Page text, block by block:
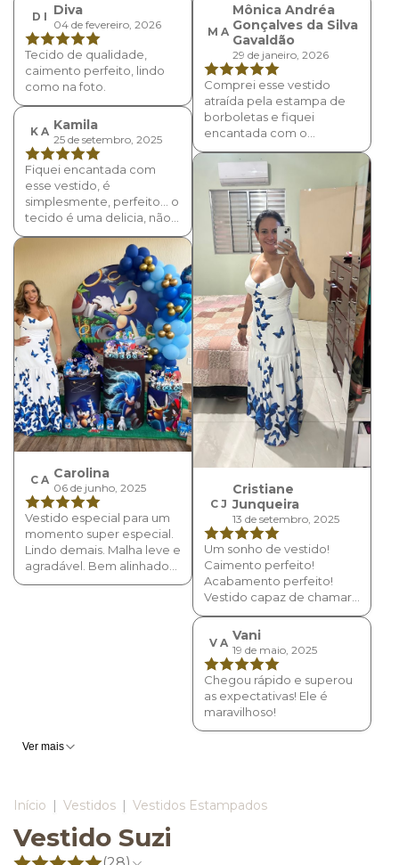
D I Diva
04 de fevereiro, 2026
Tecido de qualidade,
caimento perfeito, lindo
como na foto.
K A Kamila
25 de setembro, 2025
Fiquei encantada com
esse vestido, é
simplesmente, perfeito... o
tecido é uma delicia, não
amassa, tipo tecido
gelado... o caimento é
excelente e o forro
impede que fique
transparente.
C A Carolina
06 de junho, 2025
Vestido especial para um
momento super especial.
Lindo demais. Malha leve e
agradável. Bem alinhado
ao corpo. Amei.
M A
Mônica Andréa
Gonçalves da Silva
Gavaldão
29 de janeiro, 2026
Comprei esse vestido
atraída pela estampa de
borboletas e fiquei
encantada com o
caimento e conforto, além
do que, ele é muito lindo!
C J
Cristiane
Junqueira
13 de setembro, 2025
Um sonho de vestido!
Caimento perfeito!
Acabamento perfeito!
Vestido capaz de chamar
atenção por onde passa!
Estampa icônica 🥰🥰 Difícil
descrever como me
surpreendi com esse
modelo Mais uma
perfeição para minha
coleção Insânia
V A Vani
19 de maio, 2025
Chegou rápido e superou
as expectativas! Ele é
maravilhoso!
Ver mais
Início Vestidos Vestidos Estampados
Vestido Suzi